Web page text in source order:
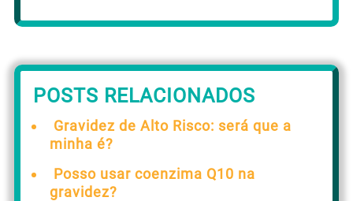
POSTS RELACIONADOS
Gravidez de Alto Risco: será que a
minha é?
Posso usar coenzima Q10 na
gravidez?